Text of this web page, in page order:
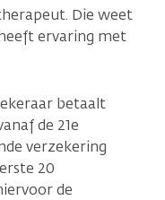
Die weet
ervaring met
betaalt
de 21e
verzekering
20
de